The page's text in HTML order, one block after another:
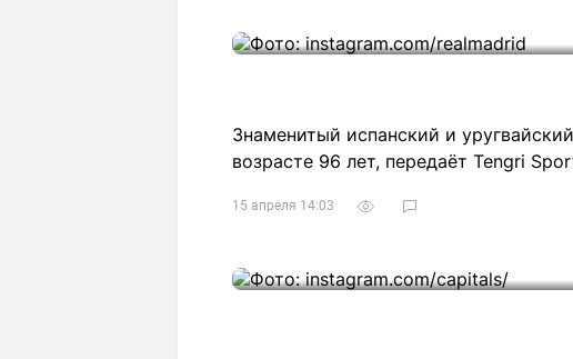
Знаменитый испанский и
возрасте 96 лет, передаёт Tengri
15 апреля 14:03